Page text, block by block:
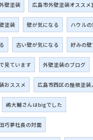
壁塗装 広島市外壁塗装オススメ
塗装 壁が気になる ハウル
古い壁が気になる 好みの壁
見ています 外壁塗装のブログ
おススメ 広島市西区の屋根塗装
嶋大輔さんはbigでした
巧夢社長の対面